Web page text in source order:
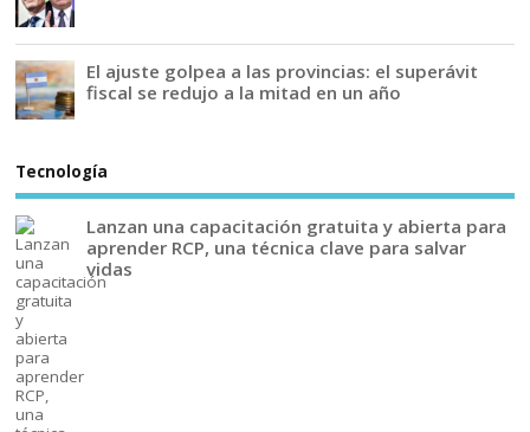
El ajuste golpea a las provincias: el superávit
fiscal se redujo a la mitad en un año
Tecnología
Lanzan una capacitación gratuita y abierta para
aprender RCP, una técnica clave para salvar
vidas